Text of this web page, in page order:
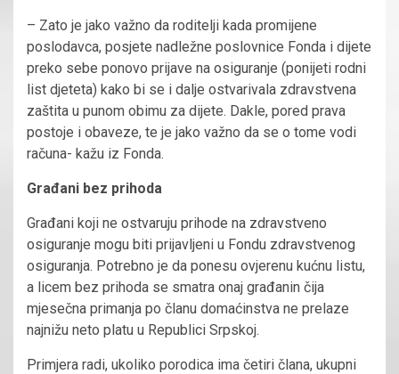
– Zato je jako važno da roditelji kada promijene
poslodavca, posjete nadležne poslovnice Fonda i dijete
preko sebe ponovo prijave na osiguranje (ponijeti rodni
list djeteta) kako bi se i dalje ostvarivala zdravstvena
zaštita u punom obimu za dijete. Dakle, pored prava
postoje i obaveze, te je jako važno da se o tome vodi
računa- kažu iz Fonda.
Građani bez prihoda
Građani koji ne ostvaruju prihode na zdravstveno
osiguranje mogu biti prijavljeni u Fondu zdravstvenog
osiguranja. Potrebno je da ponesu ovjerenu kućnu listu,
a licem bez prihoda se smatra onaj građanin čija
mjesečna primanja po članu domaćinstva ne prelaze
najnižu neto platu u Republici Srpskoj.
Primjera radi, ukoliko porodica ima četiri člana, ukupni